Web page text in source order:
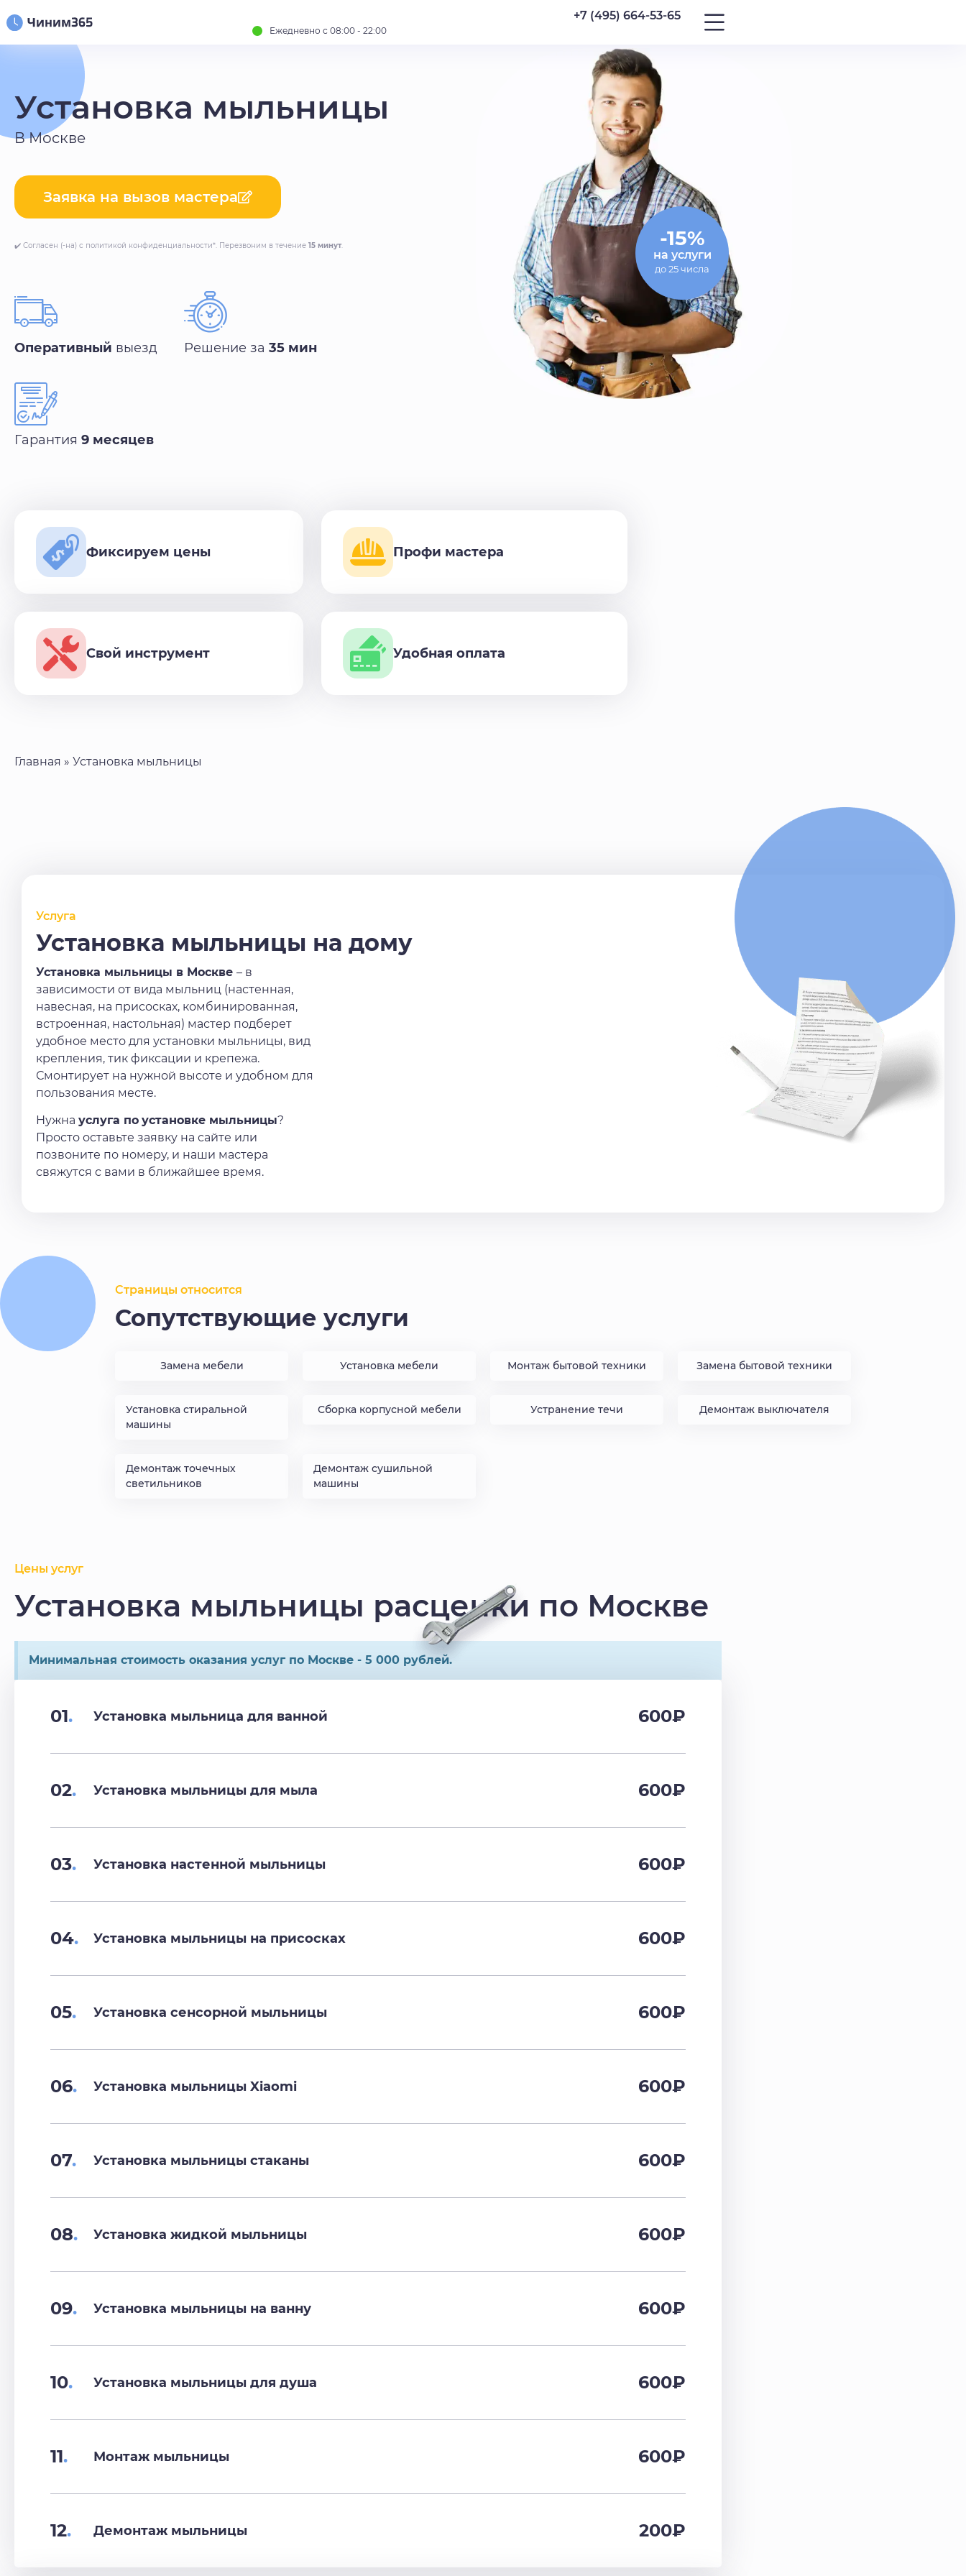
+7 (495) 664-53-65
Ежедневно с 08:00 - 22:00
Установка мыльницы
В Москве
Заявка на вызов мастера
✔️ Согласен (-на) с политикой конфиденциальности*. Перезвоним в течение 15 минут. -15%
на услуги
до 25 числа
Оперативный выезд Решение за 35 мин
Гарантия 9 месяцев
Фиксируем цены Профи мастера
Свой инструмент Удобная оплата
Главная » Установка мыльницы
Услуга
Установка мыльницы на дому
Установка мыльницы в Москве – в
зависимости от вида мыльниц (настенная,
навесная, на присосках, комбинированная,
встроенная, настольная) мастер подберет
удобное место для установки мыльницы, вид
крепления, тик фиксации и крепежа.
Смонтирует на нужной высоте и удобном для
пользования месте.
Нужна услуга по установке мыльницы?
Просто оставьте заявку на сайте или
позвоните по номеру, и наши мастера
свяжутся с вами в ближайшее время.
Страницы относится
Сопутствующие услуги
Замена мебели Установка мебели Монтаж бытовой техники Замена бытовой техники
Установка стиральной
машины
Сборка корпусной мебели Устранение течи Демонтаж выключателя
Демонтаж точечных
светильников
Демонтаж сушильной
машины
Цены услуг
Установка мыльницы расценки по Москве
Минимальная стоимость оказания услуг по Москве - 5 000 рублей.
01. Установка мыльница для ванной 600₽
02. Установка мыльницы для мыла 600₽
03. Установка настенной мыльницы 600₽
04. Установка мыльницы на присосках 600₽
05. Установка сенсорной мыльницы 600₽
06. Установка мыльницы Xiaomi 600₽
07. Установка мыльницы стаканы 600₽
08. Установка жидкой мыльницы 600₽
09. Установка мыльницы на ванну 600₽
10. Установка мыльницы для душа 600₽
11. Монтаж мыльницы 600₽
12. Демонтаж мыльницы 200₽